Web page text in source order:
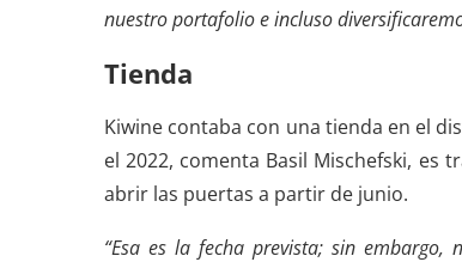
nuestro portafolio e incluso
Tienda
Kiwine contaba con una tienda en el
el 2022, comenta Basil Mischefski, es
abrir las puertas a partir de junio.
“Esa es la fecha prevista; sin